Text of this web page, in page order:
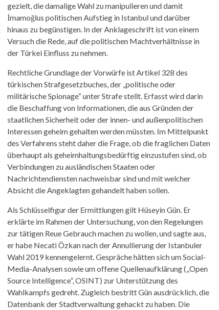
gezielt, die damalige Wahl zu manipulieren und damit
İmamoğlus politischen Aufstieg in Istanbul und darüber
hinaus zu begünstigen. In der Anklageschrift ist von einem
Versuch die Rede, auf die politischen Machtverhältnisse in
der Türkei Einfluss zu nehmen.
Rechtliche Grundlage der Vorwürfe ist Artikel 328 des
türkischen Strafgesetzbuches, der „politische oder
militärische Spionage“ unter Strafe stellt. Erfasst wird darin
die Beschaffung von Informationen, die aus Gründen der
staatlichen Sicherheit oder der innen- und außenpolitischen
Interessen geheim gehalten werden müssten. Im Mittelpunkt
des Verfahrens steht daher die Frage, ob die fraglichen Daten
überhaupt als geheimhaltungsbedürftig einzustufen sind, ob
Verbindungen zu ausländischen Staaten oder
Nachrichtendiensten nachweisbar sind und mit welcher
Absicht die Angeklagten gehandelt haben sollen.
Als Schlüsselfigur der Ermittlungen gilt Hüseyin Gün. Er
erklärte im Rahmen der Untersuchung, von den Regelungen
zur tätigen Reue Gebrauch machen zu wollen, und sagte aus,
er habe Necati Özkan nach der Annullierung der Istanbuler
Wahl 2019 kennengelernt. Gespräche hätten sich um Social-
Media-Analysen sowie um offene Quellenaufklärung („Open
Source Intelligence“, OSINT) zur Unterstützung des
Wahlkampfs gedreht. Zugleich bestritt Gün ausdrücklich, die
Datenbank der Stadtverwaltung gehackt zu haben. Die